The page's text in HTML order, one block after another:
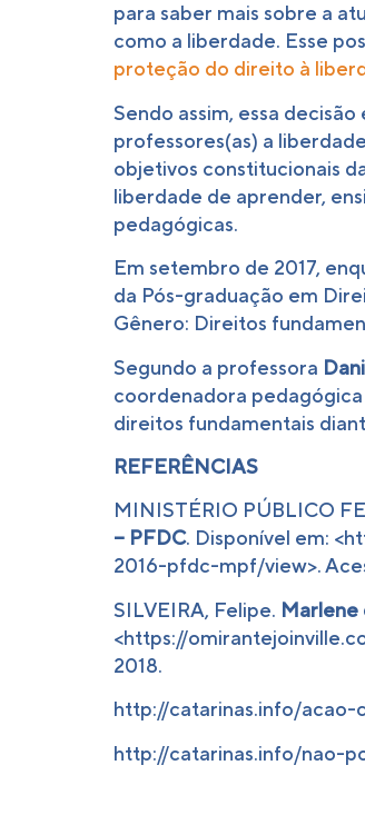
para saber mais sobre a
como a liberdade. Esse
proteção do direito à
Sendo assim, essa
professores(as) a
objetivos constitucionais
liberdade de aprender,
pedagógicas.
Em setembro de 2017,
da Pós-graduação em
Gênero: Direitos
Segundo a professora
coordenadora
direitos fundamentais
REFERÊNCIAS
MINISTÉRIO PÚBLICO
– PFDC. Disponível em:
2016-pfdc-mpf/view>.
SILVEIRA, Felipe. Marlene
<https://
2018.
http://catarinas.info/
http://catarinas.info/nao-